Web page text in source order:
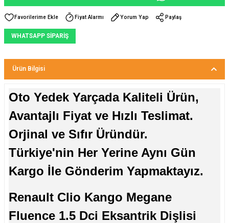
Fiyat Alarmı Yorum Yap Paylaş
WHATSAPP SİPARİŞ
Ürün Bilgisi
Oto Yedek Yarçada Kaliteli Ürün,
Avantajlı Fiyat ve Hızlı Teslimat.
Orjinal ve Sıfır Üründür.
Türkiye'nin Her Yerine Aynı Gün
Kargo İle Gönderim Yapmaktayız.
Renault Clio Kango Megane
Fluence 1.5 Dci Eksantrik Dişlisi